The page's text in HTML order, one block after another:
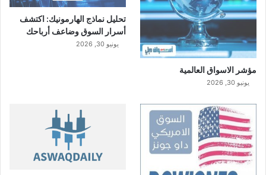
مؤشر الاسواق العالمية
يونيو 30, 2026
تحليل نماذج الهارمونيك: اكتشف
أسرار السوق وضاعف أرباحك
يونيو 30, 2026